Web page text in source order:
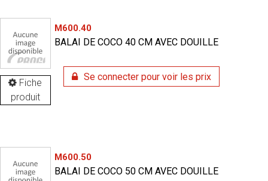
Fiche
produit
M600.40
BALAI DE COCO 40 CM AVEC DOUILLE
Se connecter pour voir les prix
M600.50
BALAI DE COCO 50 CM AVEC DOUILLE